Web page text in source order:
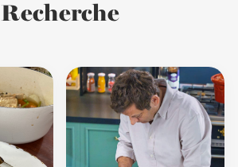
Recherche